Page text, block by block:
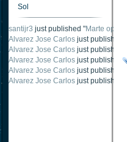
Sol
santijr3 just published "Marte
Alvarez Jose Carlos just published "
Alvarez Jose Carlos just published "
Alvarez Jose Carlos just published "
Alvarez Jose Carlos just published "
Alvarez Jose Carlos just published "